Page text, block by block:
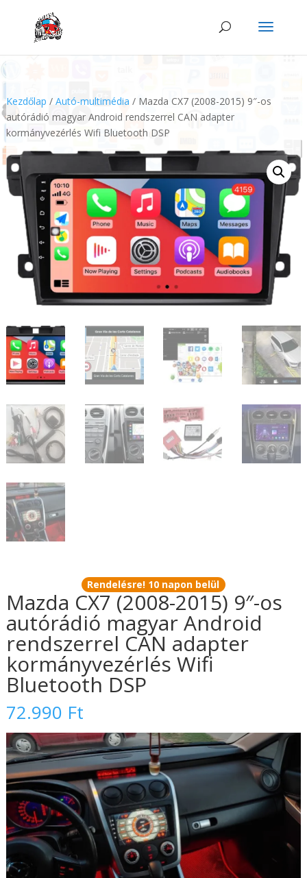
Kezdőlap / Autó-multimédia / Mazda CX7 (2008-2015) 9″-os
autórádió magyar Android rendszerrel CAN adapter
kormányvezérlés Wifi Bluetooth DSP
Rendelésre! 10 napon belül
Mazda CX7 (2008-2015) 9″-os
autórádió magyar Android
rendszerrel CAN adapter
kormányvezérlés Wifi
Bluetooth DSP
72.990 Ft